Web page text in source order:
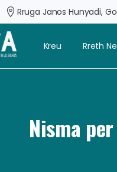
Rruga Janos Hunyadi,
Kreu Rreth
Nisma